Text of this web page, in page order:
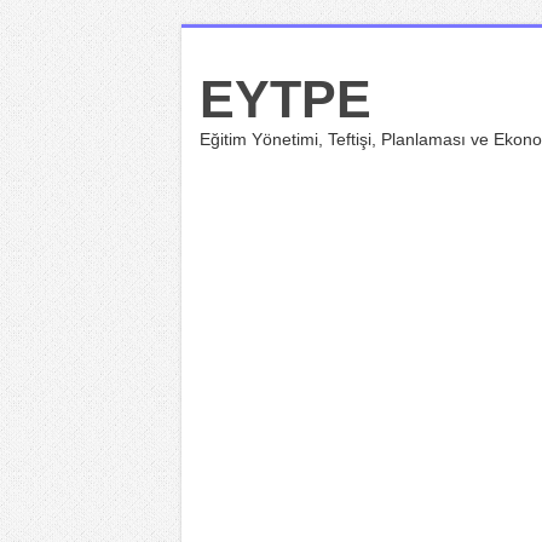
EYTPE
Eğitim Yönetimi, Teftişi, Planlaması ve